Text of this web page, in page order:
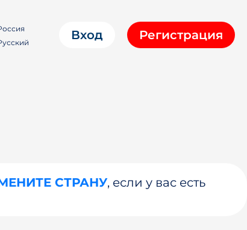
Вход Регистрация
СТРАНУ, если у вас есть